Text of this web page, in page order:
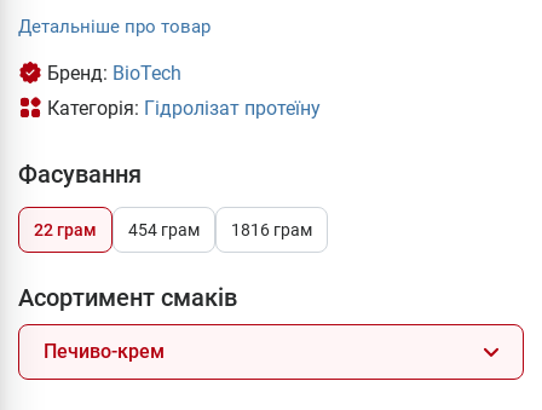
Детальніше про товар
Бренд: BioTech
Категорія: Гідролізат протеїну
Фасування
22 грам 454 грам 1816 грам
Асортимент смаків
Печиво-крем